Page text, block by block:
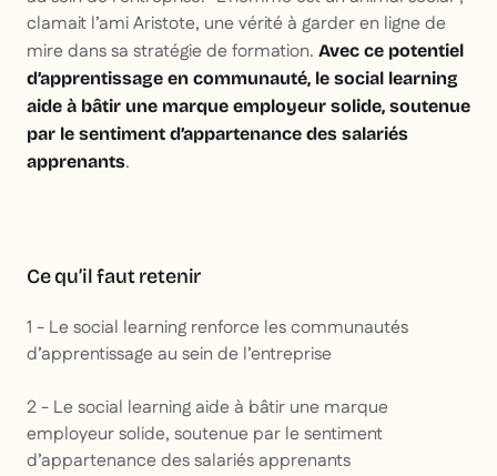
clamait l’ami Aristote, une vérité à garder en ligne de
mire dans sa stratégie de formation. Avec ce potentiel
d’apprentissage en communauté, le social learning
aide à bâtir une marque employeur solide, soutenue
par le sentiment d’appartenance des salariés
apprenants.
Ce qu’il faut retenir
1 - Le social learning renforce les communautés
d’apprentissage au sein de l’entreprise
2 - Le social learning aide à bâtir une marque
employeur solide, soutenue par le sentiment
d’appartenance des salariés apprenants